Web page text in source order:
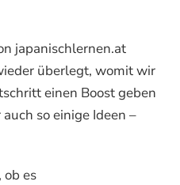
japanischlernen.at
überlegt, womit wir
einen Boost geben
so einige Ideen –
es